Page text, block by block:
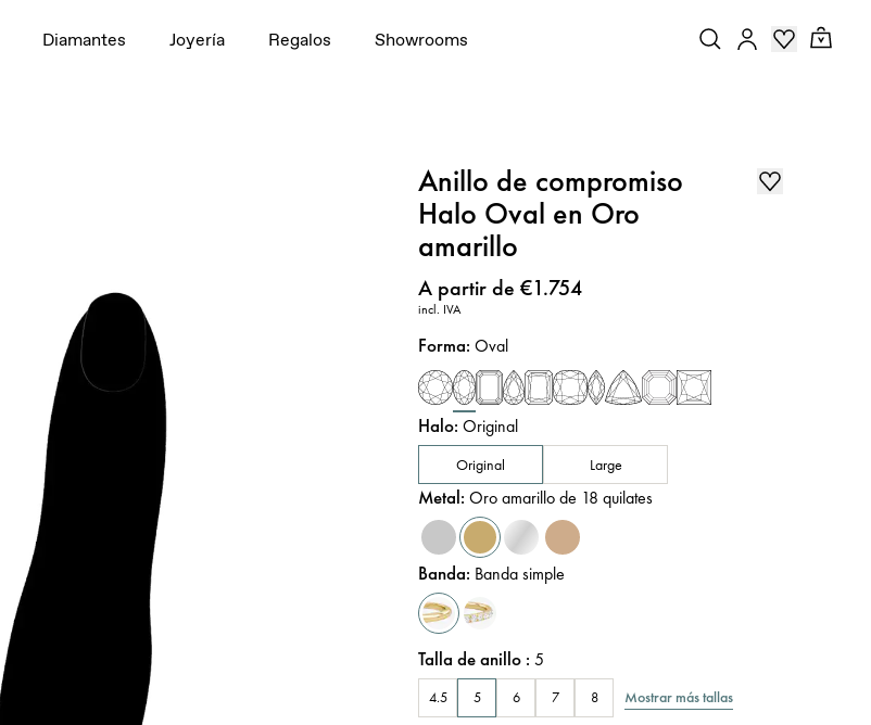
Diamantes Joyería Regalos Showrooms
Anillo de compromiso
Halo Oval en Oro
amarillo
Precio:
A partir de €1.754
incl. IVA
Forma:Oval
Halo:Original
Original Large
Metal:Oro amarillo de 18 quilates
Banda: Banda simple
Talla de anillo :5
4.5 5 6 7 8 Mostrar más tallas